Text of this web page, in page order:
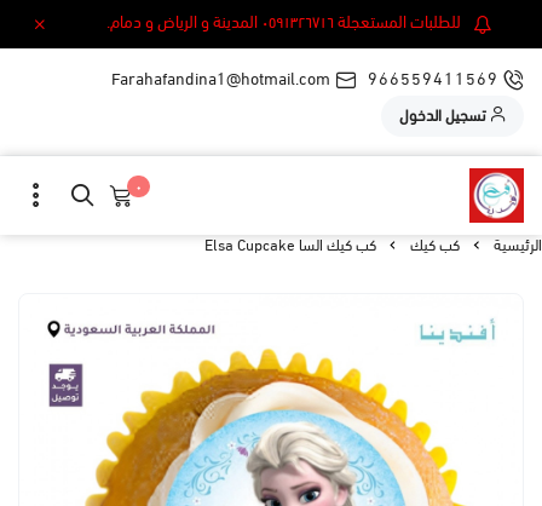
للطلبات المستعجلة ٠٥٩١٣٢٦٧١٦ المدينة و الرياض و دمام.
966559411569
Farahafandina1@hotmail.com
تسجيل الدخول
٠
الرئيسية كب كيك كب كيك السا Elsa Cupcake